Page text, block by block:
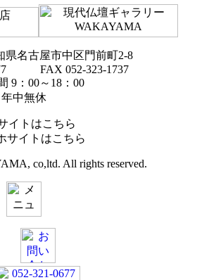
名古屋市中区門前町2-8
FAX 052-323-1737
9：00～18：00
年中無休
co,ltd. All rights reserved.